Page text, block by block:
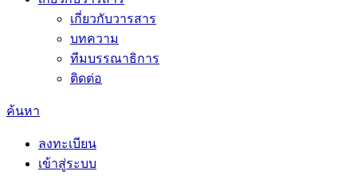
เกี่ยวกับวารสาร
บทความ
ทีมบรรณาธิการ
ติดต่อ
ค้นหา
ลงทะเบียน
เข้าสู่ระบบ